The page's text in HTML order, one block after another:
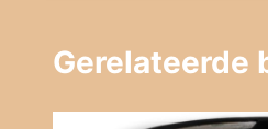
Gerelateerde